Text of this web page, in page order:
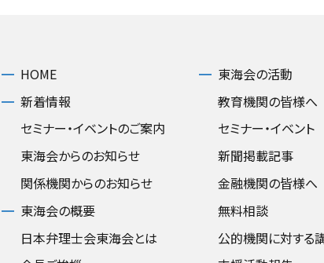
HOME
新着情報
セミナー・イベントのご案内
東海会からのお知らせ
関係機関からのお知らせ
東海会の概要
日本弁理士会東海会とは
東海会の活動
教育機関の皆様へ
セミナー・イベント
新聞掲載記事
金融機関の皆様へ
無料相談
公的機関に対する